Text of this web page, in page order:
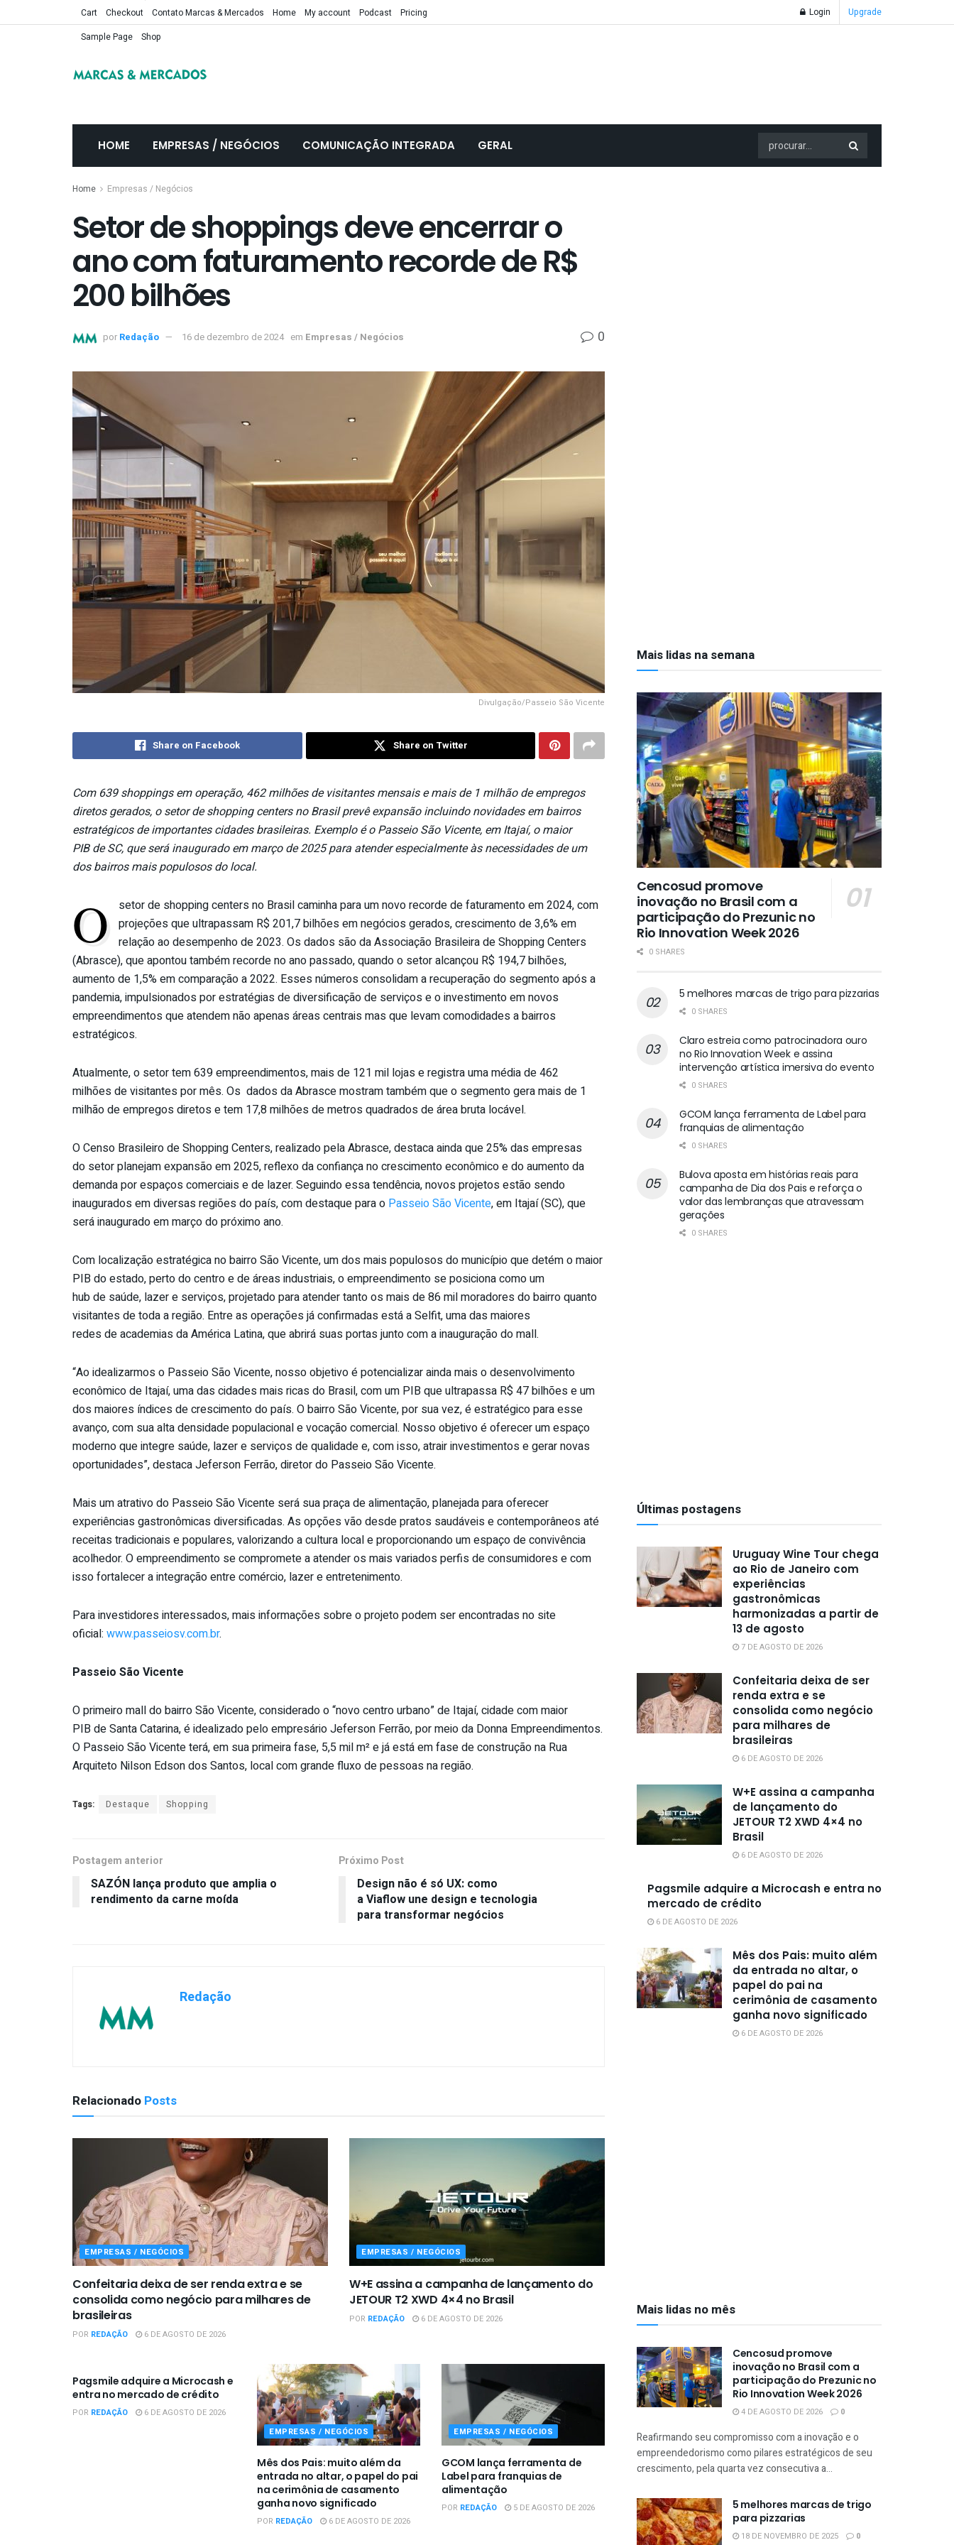
Cart Checkout Contato Marcas & Mercados Home My account Podcast
Pricing
Sample Page
Shop
Login Upgrade
HOME EMPRESAS / NEGÓCIOS COMUNICAÇÃO INTEGRADA GERAL
Home Empresas / Negócios
Setor de shoppings deve encerrar o
ano com faturamento recorde de R$
200 bilhões
por Redação 16 de dezembro de 2024 em Empresas / Negócios 0
Divulgação/Passeio São Vicente
Share on Facebook Share on Twitter
Com 639shoppingsem operação, 462 milhõesdevisitantes mensais e maisde1 milhãodeempregos
diretos gerados, osetor deshopping centers no Brasil prevê expansão incluindo novidades em bairros
estratégicosdeimportantes cidades brasileiras. Exemplo é o Passeio São Vicente, em Itajaí, o maior
PIBdeSC, que será inaugurado em marçode2025 para atender especialmente às necessidadesdeum
dos bairros mais populosos do local.
O setorde shopping centers no Brasil caminha para um novo recordedefaturamento em 2024, com
projeções que ultrapassam R$ 201,7 bilhões em negócios gerados, crescimentode3,6% em
relação ao desempenhode2023. Os dados são da Associação BrasileiradeShopping Centers
(Abrasce), que apontou também recorde no ano passado, quando o setoralcançou R$ 194,7 bilhões,
aumentode 1,5% em comparação a 2022. Esses números consolidam a recuperação do segmento após a
pandemia, impulsionados por estratégiasdediversificaçãode serviços e o investimento em novos
empreendimentos que atendem não apenas áreas centrais mas que levam comodidades a bairros
estratégicos.
Atualmente, o setortem 639 empreendimentos, maisde 121 mil lojas e registra uma médiade462
milhõesdevisitantes por mês. Os dados da Abrasce mostram também que o segmento gera maisde 1
milhãodeempregos diretos e tem 17,8 milhõesdemetros quadradosdeárea bruta locável.
O Censo BrasileirodeShopping Centers, realizado pela Abrasce, destaca ainda que 25% das empresas
do setorplanejam expansão em 2025, reflexo da confiança no crescimento econômico e do aumento da
demanda por espaços comerciais ede lazer. Seguindo essa tendência, novos projetos estão sendo
inaugurados em diversas regiões do país, com destaque para o Passeio São Vicente, em Itajaí (SC), que
será inaugurado em março do próximo ano.
Com localização estratégica no bairro São Vicente, um dos mais populosos do município que detém o maior
PIB do estado, perto do centro edeáreas industriais, o empreendimento se posiciona como um
hubde saúde, lazer e serviços, projetado para atender tanto os maisde86 mil moradores do bairro quanto
visitantesdetoda a região. Entre as operações já confirmadas está a Selfit, uma das maiores
redesdeacademias da América Latina, que abrirá suas portas junto com a inauguração do mall.
“Ao idealizarmos o Passeio São Vicente, nosso objetivo é potencializar ainda mais o desenvolvimento
econômicode Itajaí, uma das cidades mais ricas do Brasil, com um PIB que ultrapassa R$ 47 bilhões e um
dos maiores índicesdecrescimento do país. O bairro São Vicente, por sua vez, é estratégico para esse
avanço, com sua alta densidade populacional e vocação comercial. Nosso objetivo é oferecer um espaço
moderno que integre saúde, lazer e serviçosdequalidade e, com isso, atrair investimentos e gerar novas
oportunidades”, destaca Jeferson Ferrão, diretor do Passeio São Vicente.
Mais um atrativo do Passeio São Vicente será sua praçadealimentação, planejada para oferecer
experiências gastronômicas diversificadas. As opções vão desde pratos saudáveis e contemporâneos até
receitas tradicionais e populares, valorizando a cultura local e proporcionando um espaçodeconvivência
acolhedor. O empreendimento se compromete a atender os mais variados perfisdeconsumidores e com
isso fortalecer a integração entre comércio, lazer e entretenimento.
Para investidores interessados, mais informações sobre o projeto podem ser encontradas no site
oficial: www.passeiosv.com.br.
Passeio São Vicente
O primeiro mall do bairro São Vicente, considerado o “novo centro urbano”de Itajaí, cidade com maior
PIBdeSanta Catarina, é idealizado pelo empresário Jeferson Ferrão, por meio da Donna Empreendimentos.
O Passeio São Vicente terá, em sua primeira fase, 5,5 mil m² e já está em fasedeconstrução na Rua
Arquiteto Nilson Edson dos Santos, local com grande fluxodepessoas na região.
Tags: Destaque Shopping
Postagem anterior
SAZÓN lança produto que amplia o
rendimento da carne moída
Próximo Post
Design não é só UX: como
a Viaflow une design e tecnologia
para transformar negócios
Redação
Relacionado Posts
EMPRESAS / NEGÓCIOS
Confeitaria deixa de ser renda extra e se
consolida como negócio para milhares de
brasileiras
POR REDAÇÃO 6 DE AGOSTO DE 2026
EMPRESAS / NEGÓCIOS
W+E assina a campanha de lançamento do
JETOUR T2 XWD 4×4 no Brasil
POR REDAÇÃO 6 DE AGOSTO DE 2026
Pagsmile adquire a Microcash e
entra no mercado de crédito
POR REDAÇÃO
6 DE AGOSTO DE 2026
EMPRESAS / NEGÓCIOS
Mês dos Pais: muito além da
entrada no altar, o papel do pai
na cerimônia de casamento
ganha novo significado
POR REDAÇÃO 6 DE AGOSTO DE 2026
EMPRESAS / NEGÓCIOS
GCOM lança ferramenta de
Label para franquias de
alimentação
POR REDAÇÃO 5 DE AGOSTO DE 2026
Mais lidas na semana
Cencosud promove
inovação no Brasil com a
participação do Prezunic no
Rio Innovation Week 2026
0 SHARES
5 melhores marcas de trigo para pizzarias
0 SHARES
Claro estreia como patrocinadora ouro
no Rio Innovation Week e assina
intervenção artística imersiva do evento
0 SHARES
GCOM lança ferramenta de Label para
franquias de alimentação
0 SHARES
Bulova aposta em histórias reais para
campanha de Dia dos Pais e reforça o
valor das lembranças que atravessam
gerações
0 SHARES
Últimas postagens
Uruguay Wine Tour chega
ao Rio de Janeiro com
experiências
gastronômicas
harmonizadas a partir de
13 de agosto
7 DE AGOSTO DE 2026
Confeitaria deixa de ser
renda extra e se
consolida como negócio
para milhares de
brasileiras
6 DE AGOSTO DE 2026
W+E assina a campanha
de lançamento do
JETOUR T2 XWD 4×4 no
Brasil
6 DE AGOSTO DE 2026
Pagsmile adquire a Microcash e entra no
mercado de crédito
6 DE AGOSTO DE 2026
Mês dos Pais: muito além
da entrada no altar, o
papel do pai na
cerimônia de casamento
ganha novo significado
6 DE AGOSTO DE 2026
Mais lidas no mês
Cencosud promove
inovação no Brasil com a
participação do Prezunic no
Rio Innovation Week 2026
4 DE AGOSTO DE 2026 0
Reafirmando seu compromisso com a inovação e o
empreendedorismo como pilares estratégicos de seu
crescimento, pela quarta vez consecutiva a...
5 melhores marcas de trigo
para pizzarias
18 DE NOVEMBRO DE 2025 0